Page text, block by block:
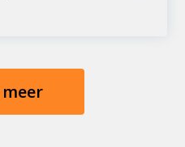
meer